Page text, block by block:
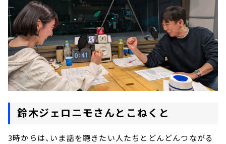
鈴木ジェロニモさんとこねくと
3時からは、いま話を聴きたい人たちとどんどんつながる